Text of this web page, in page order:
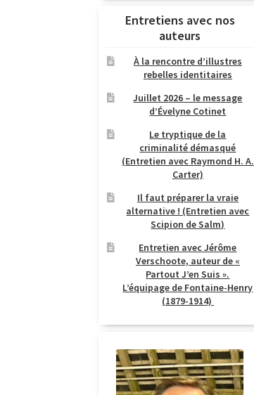
Entretiens avec nos
auteurs
À la rencontre d’illustres
rebelles identitaires
Juillet 2026 – le message
d’Évelyne Cotinet
Le tryptique de la
criminalité démasqué
(Entretien avec Raymond H. A.
Carter)
Il faut préparer la vraie
alternative ! (Entretien avec
Scipion de Salm)
Entretien avec Jérôme
Verschoote, auteur de «
Partout J’en Suis ».
L’équipage de Fontaine-Henry
(1879-1914)